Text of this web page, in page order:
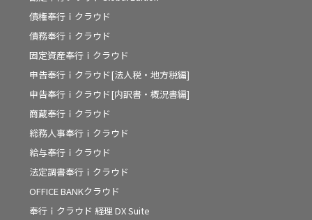
債権奉行ｉクラウド
債務奉行ｉクラウド
固定資産奉行ｉクラウド
申告奉行ｉクラウド[法人税・地方税編]
申告奉行ｉクラウド[内訳書・概況書編]
商蔵奉行ｉクラウド
総務人事奉行ｉクラウド
給与奉行ｉクラウド
法定調書奉行ｉクラウド
OFFICE BANKクラウド
奉行ｉクラウド 経理 DX Suite